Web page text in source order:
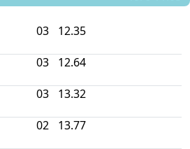
03 12.35
03 12.64
03 13.32
02 13.77